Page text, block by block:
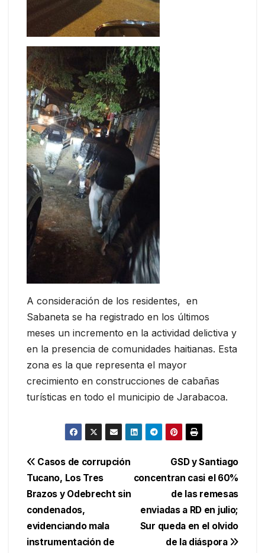
A consideración de los residentes, en
Sabaneta se ha registrado en los últimos
meses un incremento en la actividad delictiva y
en la presencia de comunidades haitianas. Esta
zona es la que representa el mayor
crecimiento en construcciones de cabañas
turísticas en todo el municipio de Jarabacoa.
Navegación
de
entradas
GSD y Santiago
concentran casi el 60%
de las remesas
enviadas a RD en julio;
Sur queda en el olvido
de la diáspora
Casos de corrupción
Tucano, Los Tres
Brazos y Odebrecht sin
condenados,
evidenciando mala
instrumentación de